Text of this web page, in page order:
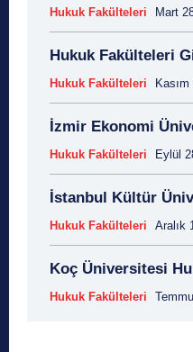
Hukuk Fakülteleri Mart
Hukuk Fakülteleri
Hukuk Fakülteleri
İzmir Ekonomi
Hukuk Fakülteleri Eylül
İstanbul Kültür
Hukuk Fakülteleri Aralık
Koç Üniversitesi
Hukuk Fakülteleri